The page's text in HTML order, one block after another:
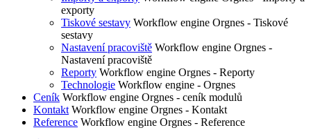
exporty
Tiskové sestavy Workflow engine Orgnes - Tiskové
sestavy
Nastavení pracoviště Workflow engine Orgnes -
Nastavení pracoviště
Reporty Workflow engine Orgnes - Reporty
Technologie Workflow engine - Orgnes
Ceník Workflow engine Orgnes - ceník modulů
Kontakt Workflow engine Orgnes - Kontakt
Reference Workflow engine Orgnes - Reference